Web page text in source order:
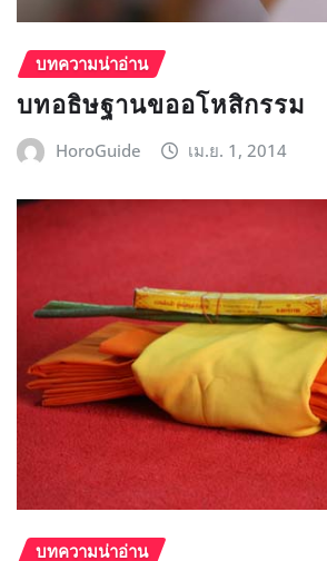
บทความน่าอ่าน
บทอธิษฐานขออโหสิกรรม
HoroGuide เม.ย. 1, 2014
บทความน่าอ่าน